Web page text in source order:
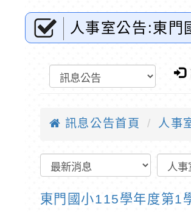
人事室公告:東門
訊息公告首頁 人事
東門國小115學年度第1